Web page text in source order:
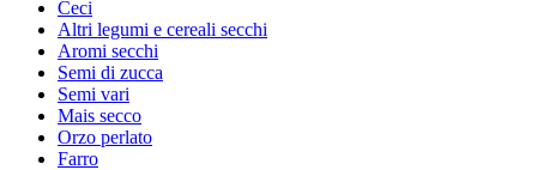
Ceci
Altri legumi e cereali secchi
Aromi secchi
Semi di zucca
Semi vari
Mais secco
Orzo perlato
Farro